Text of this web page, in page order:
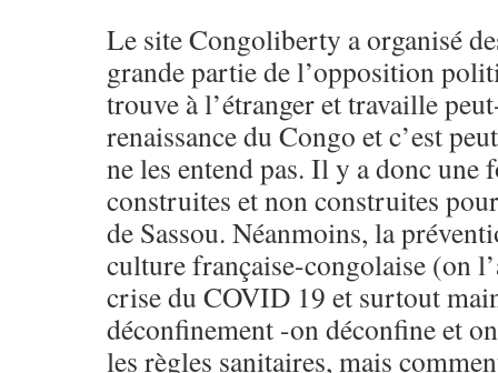
Le site Congoliberty a organisé
grande partie de l’opposition
trouve à l’étranger et travaille
renaissance du Congo et c’est
ne les entend pas. Il y a donc une
construites et non construites
de Sassou. Néanmoins, la
culture française-congolaise (on
crise du COVID 19 et surtout
déconfinement -on déconfine et
les règles sanitaires, mais